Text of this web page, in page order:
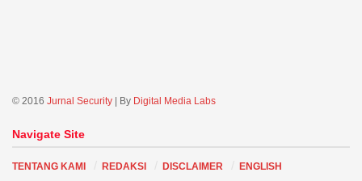
© 2016 Jurnal Security | By Digital Media Labs
Navigate Site
TENTANG KAMI REDAKSI DISCLAIMER ENGLISH